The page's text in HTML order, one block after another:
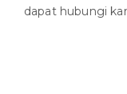
dapat hubungi